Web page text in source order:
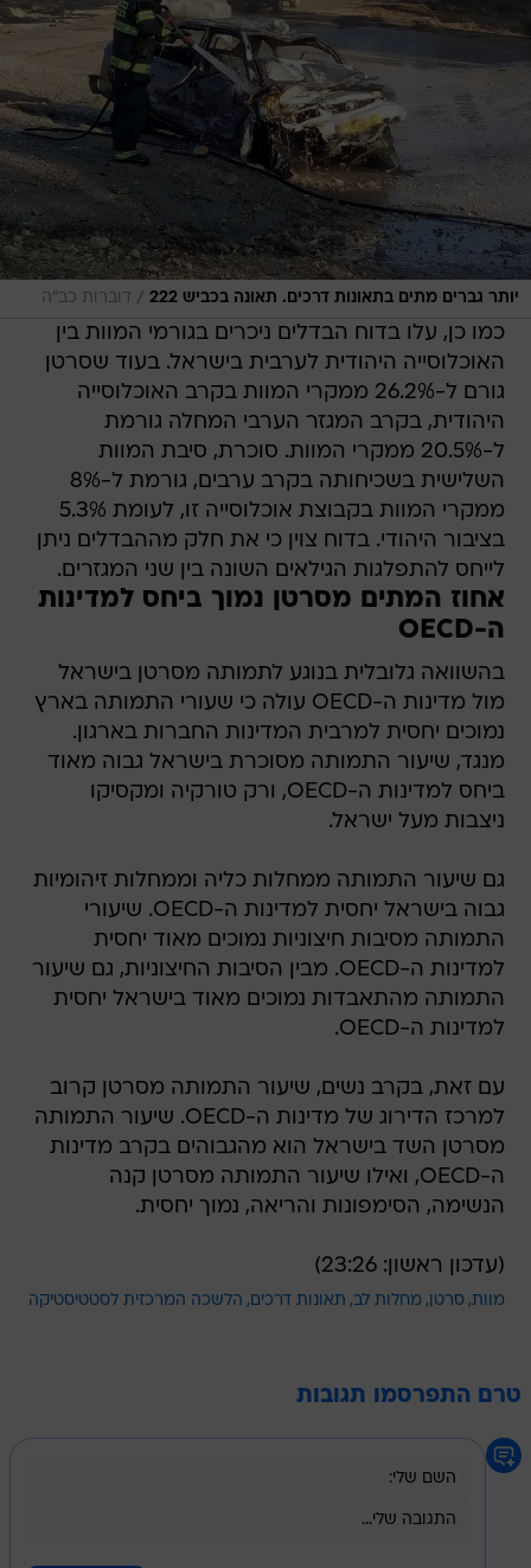
יותר גברים מתים בתאונות דרכים. תאונה בכביש 222 / דוברות כב"ה
כמו כן, עלו בדוח הבדלים ניכרים בגורמי המוות בין
האוכלוסייה היהודית לערבית בישראל. בעוד שסרטן
גורם ל-26.2% ממקרי המוות בקרב האוכלוסייה
היהודית, בקרב המגזר הערבי המחלה גורמת
ל-20.5% ממקרי המוות. סוכרת, סיבת המוות
השלישית בשכיחותה בקרב ערבים, גורמת ל-8%
ממקרי המוות בקבוצת אוכלוסייה זו, לעומת 5.3%
בציבור היהודי. בדוח צוין כי את חלק מההבדלים ניתן
לייחס להתפלגות הגילאים השונה בין שני המגזרים.
אחוז המתים מסרטן נמוך ביחס למדינות
ה-OECD
בהשוואה גלובלית בנוגע לתמותה מסרטן בישראל
מול מדינות ה-OECD עולה כי שעורי התמותה בארץ
נמוכים יחסית למרבית המדינות החברות בארגון.
מנגד, שיעור התמותה מסוכרת בישראל גבוה מאוד
ביחס למדינות ה-OECD, ורק טורקיה ומקסיקו
ניצבות מעל ישראל.
גם שיעור התמותה ממחלות כליה וממחלות זיהומיות
גבוה בישראל יחסית למדינות ה-OECD. שיעורי
התמותה מסיבות חיצוניות נמוכים מאוד יחסית
למדינות ה-OECD. מבין הסיבות החיצוניות, גם שיעור
התמותה מהתאבדות נמוכים מאוד בישראל יחסית
למדינות ה-OECD.
עם זאת, בקרב נשים, שיעור התמותה מסרטן קרוב
למרכז הדירוג של מדינות ה-OECD. שיעור התמותה
מסרטן השד בישראל הוא מהגבוהים בקרב מדינות
ה-OECD, ואילו שיעור התמותה מסרטן קנה
הנשימה, הסימפונות והריאה, נמוך יחסית.
(עדכון ראשון: 23:26)
מוות סרטן מחלות לב תאונות דרכים הלשכה המרכזית לסטטיסטיקה
טרם התפרסמו תגובות